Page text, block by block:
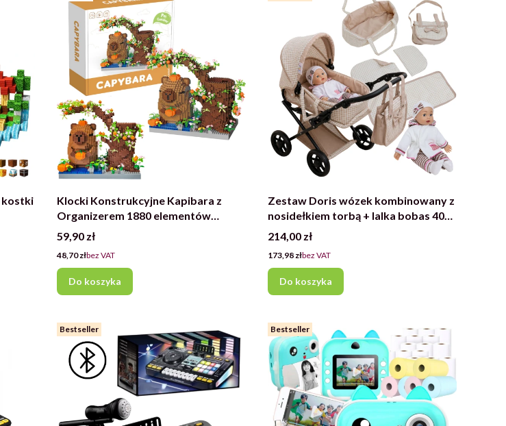
kostki
Klocki Konstrukcyjne Kapibara z
Organizerem 1880 elementów
przybornik na biurko zestaw XXL
Cena
59,90 zł
Cena
48,70 złbez VAT
Do koszyka
Zestaw Doris wózek kombinowany z
nosidełkiem torbą + lalka bobas 40
cm mówiąca i śpiewająca
Cena
214,00 zł
Cena
173,98 złbez VAT
Do koszyka
Bestseller Bestseller